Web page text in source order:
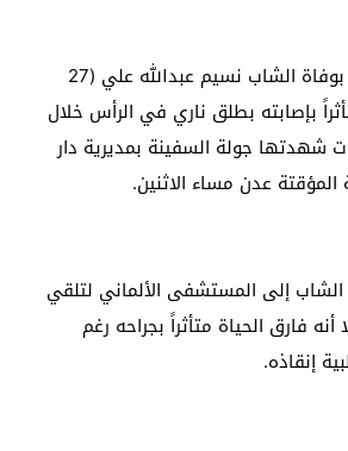
وأفادت مصادر محلية بوفاة الشاب نسيم عبدالله علي (27
بإصابته بطلق ناري في الرأس خلال
شهدتها جولة السفينة بمديرية دار
عدن مساء الاثنين.
إلى المستشفى الألماني لتلقي
أنه فارق الحياة متأثراً بجراحه رغم
إنقاذه.